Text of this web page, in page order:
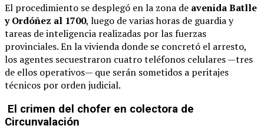
El procedimiento se desplegó en la zona de avenida Batlle
y Ordóñez al 1700, luego de varias horas de guardia y
tareas de inteligencia realizadas por las fuerzas
provinciales. En la vivienda donde se concretó el arresto,
los agentes secuestraron cuatro teléfonos celulares —tres
de ellos operativos— que serán sometidos a peritajes
técnicos por orden judicial.
El crimen del chofer en colectora de
Circunvalación